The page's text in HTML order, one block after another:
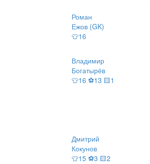
Роман
Ежов (GK)
👕16
Владимир
Богатырёв
👕16 ⚽13 🟨1
Дмитрий
Кокунов
👕15 ⚽3 🟨2